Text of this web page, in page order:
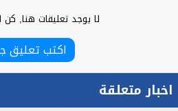
لا يوجد تعليقات هنا, كن
اكتب تعليق
اخبار متعلقة